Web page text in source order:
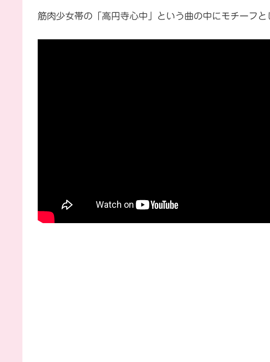
筋肉少女帯の「高円寺心中」という曲の中にモチーフと